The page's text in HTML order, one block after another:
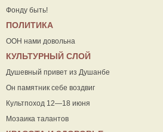
Фонду быть!
ПОЛИТИКА
ООН нами довольна
КУЛЬТУРНЫЙ СЛОЙ
Душевный привет из Душанбе
Он памятник себе воздвиг
Культпоход 12—18 июня
Мозаика талантов